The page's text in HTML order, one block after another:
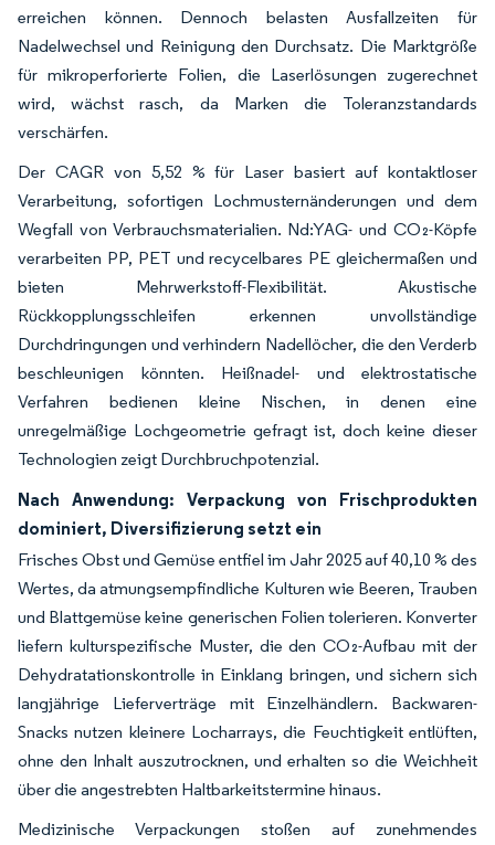
erreichen können. Dennoch belasten Ausfallzeiten für
Nadelwechsel und Reinigung den Durchsatz. Die Marktgröße
für mikroperforierte Folien, die Laserlösungen zugerechnet
wird, wächst rasch, da Marken die Toleranzstandards
verschärfen.
Der CAGR von 5,52 % für Laser basiert auf kontaktloser
Verarbeitung, sofortigen Lochmusternänderungen und dem
Wegfall von Verbrauchsmaterialien. Nd:YAG- und CO₂-Köpfe
verarbeiten PP, PET und recycelbares PE gleichermaßen und
bieten Mehrwerkstoff-Flexibilität. Akustische
Rückkopplungsschleifen erkennen unvollständige
Durchdringungen und verhindern Nadellöcher, die den Verderb
beschleunigen könnten. Heißnadel- und elektrostatische
Verfahren bedienen kleine Nischen, in denen eine
unregelmäßige Lochgeometrie gefragt ist, doch keine dieser
Technologien zeigt Durchbruchpotenzial.
Nach Anwendung: Verpackung von Frischprodukten
dominiert, Diversifizierung setzt ein
Frisches Obst und Gemüse entfiel im Jahr 2025 auf 40,10 % des
Wertes, da atmungsempfindliche Kulturen wie Beeren, Trauben
und Blattgemüse keine generischen Folien tolerieren. Konverter
liefern kulturspezifische Muster, die den CO₂-Aufbau mit der
Dehydratationskontrolle in Einklang bringen, und sichern sich
langjährige Lieferverträge mit Einzelhändlern. Backwaren-
Snacks nutzen kleinere Locharrays, die Feuchtigkeit entlüften,
ohne den Inhalt auszutrocknen, und erhalten so die Weichheit
über die angestrebten Haltbarkeitstermine hinaus.
Medizinische Verpackungen stoßen auf zunehmendes